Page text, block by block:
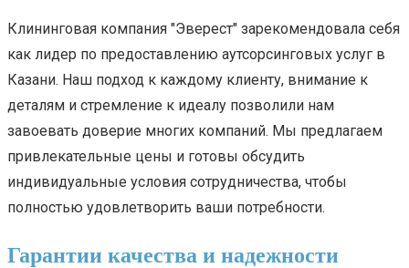
Клининговая компания "Эверест" зарекомендовала себя
как лидер по предоставлению аутсорсинговых услуг в
Казани. Наш подход к каждому клиенту, внимание к
деталям и стремление к идеалу позволили нам
завоевать доверие многих компаний. Мы предлагаем
привлекательные цены и готовы обсудить
индивидуальные условия сотрудничества, чтобы
полностью удовлетворить ваши потребности.
Гарантии качества и надежности